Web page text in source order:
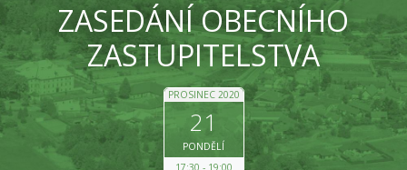
ZASEDÁNÍ OBECNÍHO
ZASTUPITELSTVA
PROSINEC 2020
21
PONDĚLÍ
17:30
19:00